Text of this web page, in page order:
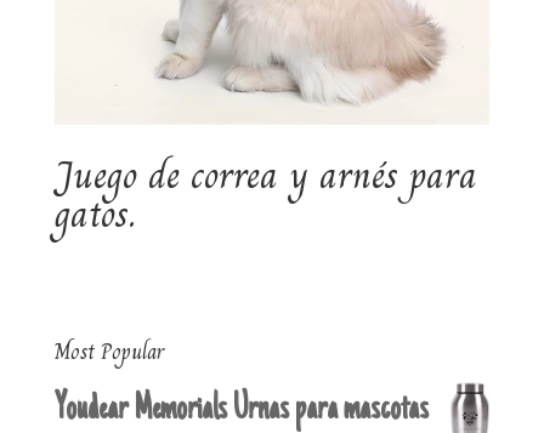
Juego de correa y arnés para
gatos.
Most Popular
Youdear Memorials Urnas para mascotas